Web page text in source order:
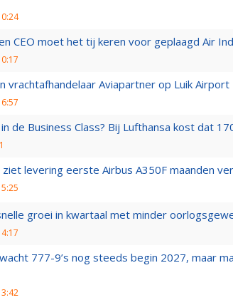
CEO moet het tij keren voor geplaagd Air
vrachtafhandelaar Aviapartner op Luik Airport
de Business Class? Bij Lufthansa kost dat
ziet levering eerste Airbus A350F maanden
groei in kwartaal met minder
777-9’s nog steeds begin 2027, maar